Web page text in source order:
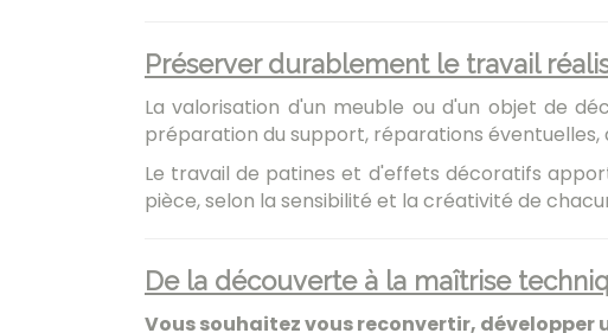
Préserver durablement le travail
La valorisation d'un meuble ou d'un objet de
préparation du support, réparations
Le travail de patines et d'effets décoratifs
pièce, selon la sensibilité et la créativité de
De la découverte à la maîtrise
Vous souhaitez vous reconvertir,